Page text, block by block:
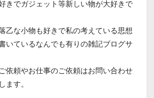
きでガジェット等新しい物が大好きで
乙な小物も好きで私の考えている思想
いているなんでも有りの雑記ブログサ
依頼やお仕事のご依頼はお問い合わせ
ます。